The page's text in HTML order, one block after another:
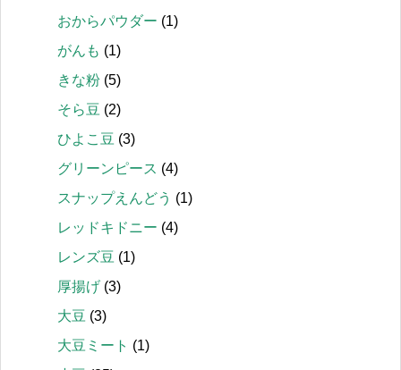
おからパウダー (1)
がんも (1)
きな粉 (5)
そら豆 (2)
ひよこ豆 (3)
グリーンピース (4)
スナップえんどう (1)
レッドキドニー (4)
レンズ豆 (1)
厚揚げ (3)
大豆 (3)
大豆ミート (1)